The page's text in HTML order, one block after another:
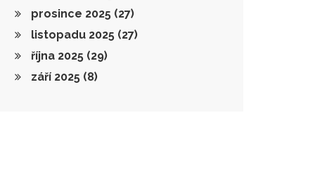
prosince 2025 (27)
listopadu 2025 (27)
října 2025 (29)
září 2025 (8)